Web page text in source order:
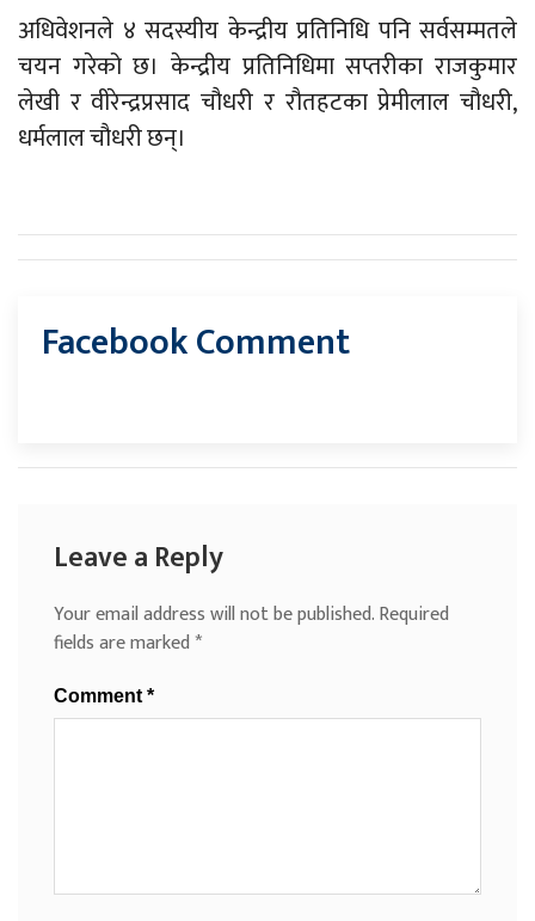
अधिवेशनले ४ सदस्यीय केन्द्रीय प्रतिनिधि पनि सर्वसम्मतले
चयन गरेको छ। केन्द्रीय प्रतिनिधिमा सप्तरीका राजकुमार
लेखी र वीरेन्द्रप्रसाद चौधरी र रौतहटका प्रेमीलाल चौधरी,
धर्मलाल चौधरी छन्।
Facebook Comment
Leave a Reply
Your email address will not be published.Required
fields are marked*
Comment *